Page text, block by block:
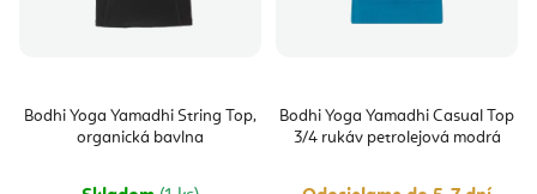
Bodhi Yoga Yamadhi String Top,
organická bavlna
Bodhi Yoga Yamadhi Casual Top
3/4 rukáv petrolejová modrá